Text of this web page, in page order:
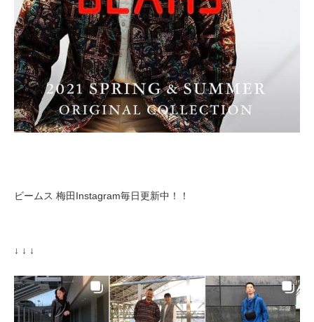
ビームス 梅田Instagram毎日更新中！！
↓ ↓ ↓